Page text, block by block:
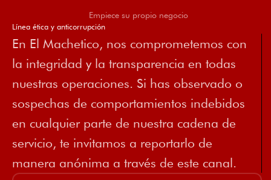
Empiece su propio negocio
Línea ética y anticorrupción
En El Machetico, nos comprometemos con
la integridad y la transparencia en todas
nuestras operaciones. Si has observado o
sospechas de comportamientos indebidos
en cualquier parte de nuestra cadena de
servicio, te invitamos a reportarlo de
manera anónima a través de este canal.